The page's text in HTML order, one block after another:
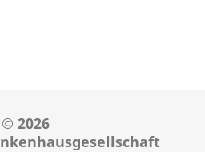
© 2026